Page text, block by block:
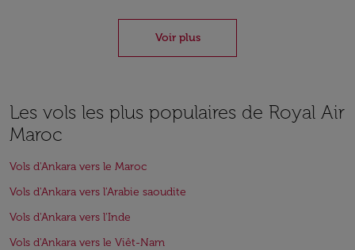
Voir plus
Les vols les plus populaires de Royal Air
Maroc
Vols d'Ankara vers le Maroc
Vols d'Ankara vers l'Arabie saoudite
Vols d'Ankara vers l'Inde
Vols d'Ankara vers le Viêt-Nam